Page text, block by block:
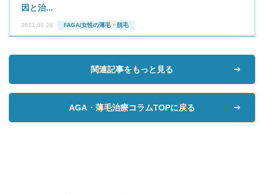
因と治...
2021.01.28 FAGA/女性の薄毛・脱毛
関連記事をもっと見る
AGA・薄毛治療コラムTOPに戻る